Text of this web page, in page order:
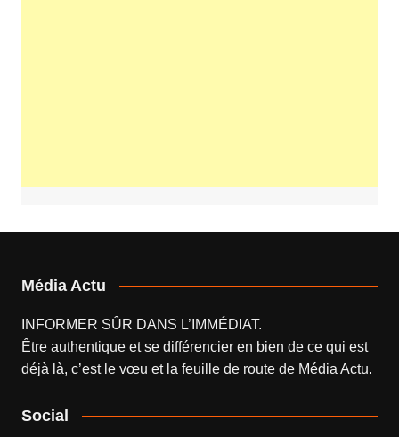
Média Actu
INFORMER SÛR DANS L’IMMÉDIAT.
Être authentique et se différencier en bien de ce qui est
déjà là, c’est le vœu et la feuille de route de Média Actu.
Social